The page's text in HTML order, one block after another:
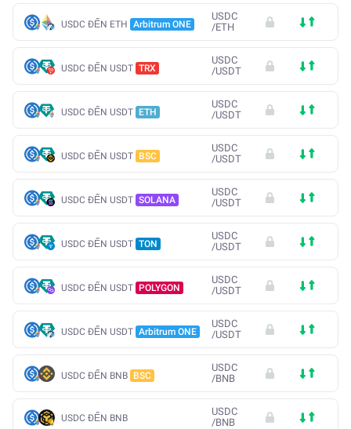
USDC ĐẾN ETH Arbitrum ONE
USDC
/ETH
USDC ĐẾN USDT TRX
USDC
/USDT
USDC ĐẾN USDT ETH
USDC
/USDT
USDC ĐẾN USDT BSC
USDC
/USDT
USDC ĐẾN USDT SOLANA
USDC
/USDT
USDC ĐẾN USDT TON
USDC
/USDT
USDC ĐẾN USDT POLYGON
USDC
/USDT
USDC ĐẾN USDT Arbitrum ONE
USDC
/USDT
USDC ĐẾN BNB BSC
USDC
/BNB
USDC ĐẾN BNB
USDC
/BNB